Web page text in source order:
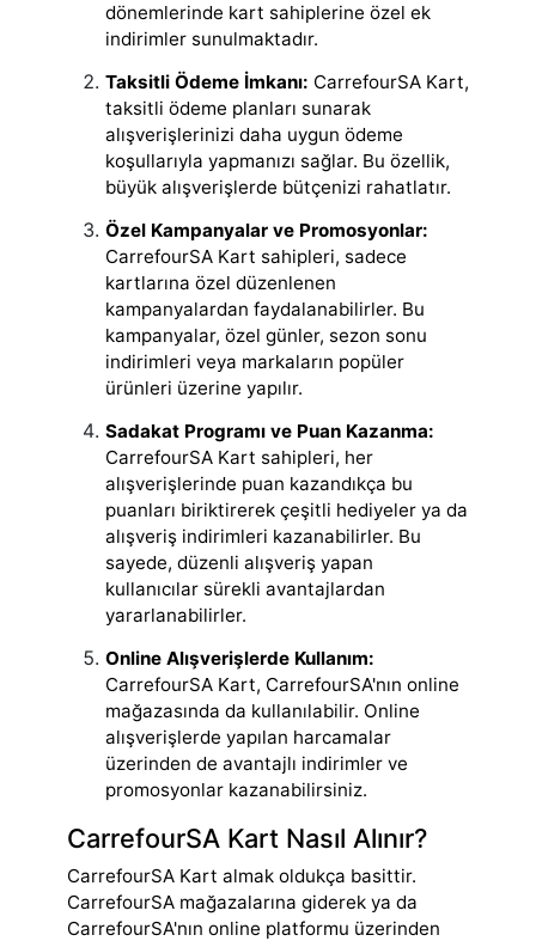
dönemlerinde kart sahiplerine özel ek
indirimler sunulmaktadır.
Taksitli Ödeme İmkanı: CarrefourSA Kart,
taksitli ödeme planları sunarak
alışverişlerinizi daha uygun ödeme
koşullarıyla yapmanızı sağlar. Bu özellik,
büyük alışverişlerde bütçenizi rahatlatır.
Özel Kampanyalar ve Promosyonlar:
CarrefourSA Kart sahipleri, sadece
kartlarına özel düzenlenen
kampanyalardan faydalanabilirler. Bu
kampanyalar, özel günler, sezon sonu
indirimleri veya markaların popüler
ürünleri üzerine yapılır.
Sadakat Programı ve Puan Kazanma:
CarrefourSA Kart sahipleri, her
alışverişlerinde puan kazandıkça bu
puanları biriktirerek çeşitli hediyeler ya da
alışveriş indirimleri kazanabilirler. Bu
sayede, düzenli alışveriş yapan
kullanıcılar sürekli avantajlardan
yararlanabilirler.
Online Alışverişlerde Kullanım:
CarrefourSA Kart, CarrefourSA'nın online
mağazasında da kullanılabilir. Online
alışverişlerde yapılan harcamalar
üzerinden de avantajlı indirimler ve
promosyonlar kazanabilirsiniz.
CarrefourSA Kart Nasıl Alınır?
CarrefourSA Kart almak oldukça basittir.
CarrefourSA mağazalarına giderek ya da
CarrefourSA'nın online platformu üzerinden